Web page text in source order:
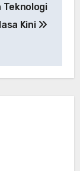
Teknologi
Kini